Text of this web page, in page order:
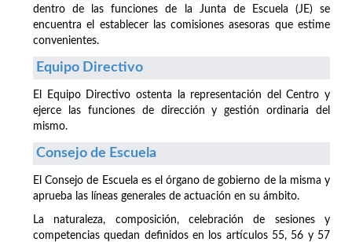
dentro de las funciones de la Junta de Escuela (JE) se
encuentra el establecer las comisiones asesoras que estime
convenientes.
Equipo Directivo
El Equipo Directivo ostenta la representación del Centro y
ejerce las funciones de dirección y gestión ordinaria del
mismo.
Consejo de Escuela
El Consejo de Escuela es el órgano de gobierno de la misma y
aprueba las líneas generales de actuación en su ámbito.
La naturaleza, composición, celebración de sesiones y
competencias quedan definidos en los artículos 55, 56 y 57